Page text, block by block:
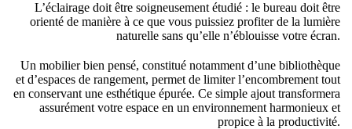
L’éclairage doit être soigneusement étudié : le bureau doit être
orienté de manière à ce que vous puissiez profiter de la lumière
naturelle sans qu’elle n’éblouisse votre écran.
Un mobilier bien pensé, constitué notamment d’une bibliothèque
et d’espaces de rangement, permet de limiter l’encombrement tout
en conservant une esthétique épurée. Ce simple ajout transformera
assurément votre espace en un environnement harmonieux et
propice à la productivité.